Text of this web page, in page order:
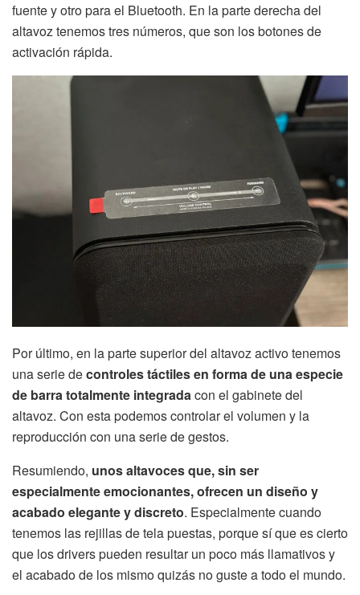
fuente y otro para el Bluetooth. En la parte derecha del
altavoz tenemos tres números, que son los botones de
activación rápida.
Por último, en la parte superior del altavoz activo tenemos
una serie decontroles táctiles en forma de una especie
de barra totalmente integradacon el gabinete del
altavoz. Con esta podemos controlar el volumen y la
reproducción con una serie de gestos.
Resumiendo, unos altavoces que, sin ser
especialmente emocionantes, ofrecen un diseño y
acabado elegante y discreto. Especialmente cuando
tenemos las rejillas de tela puestas, porque sí que es cierto
que los drivers pueden resultar un poco más llamativos y
el acabado de los mismo quizás no guste a todo el mundo.